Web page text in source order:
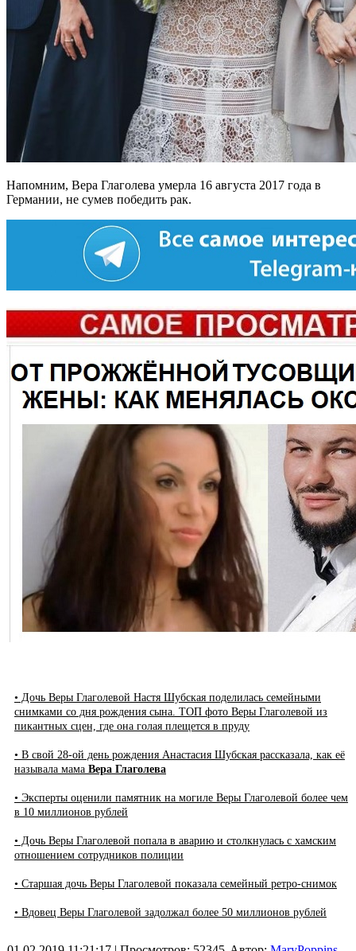
Напомним, Вера Глаголева умерла 16 августа 2017 года в
Германии, не сумев победить рак.
• Дочь Веры Глаголевой Настя Шубская поделилась семейными
снимками со дня рождения сына. ТОП фото Веры Глаголевой из
пикантных сцен, где она голая плещется в пруду
• В свой 28-ой день рождения Анастасия Шубская рассказала, как её
называла мама Вера Глаголева
• Эксперты оценили памятник на могиле Веры Глаголевой более чем
в 10 миллионов рублей
• Дочь Веры Глаголевой попала в аварию и столкнулась с хамским
отношением сотрудников полиции
• Старшая дочь Веры Глаголевой показала семейный ретро-снимок
• Вдовец Веры Глаголевой задолжал более 50 миллионов рублей